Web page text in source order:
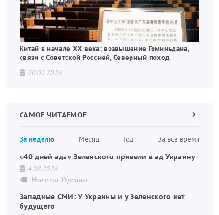
Китай в начале XX века: возвышение Гоминьдана,
связи с Советской Россией, Северный поход
20.02.2026
САМОЕ ЧИТАЕМОЕ
За неделю Месяц Год За все время
Следующая
«40 дней ада» Зеленского привели в ад Украину
4.08.2026
Новости Украины
Западные СМИ: У Украины и у Зеленского нет
будущего